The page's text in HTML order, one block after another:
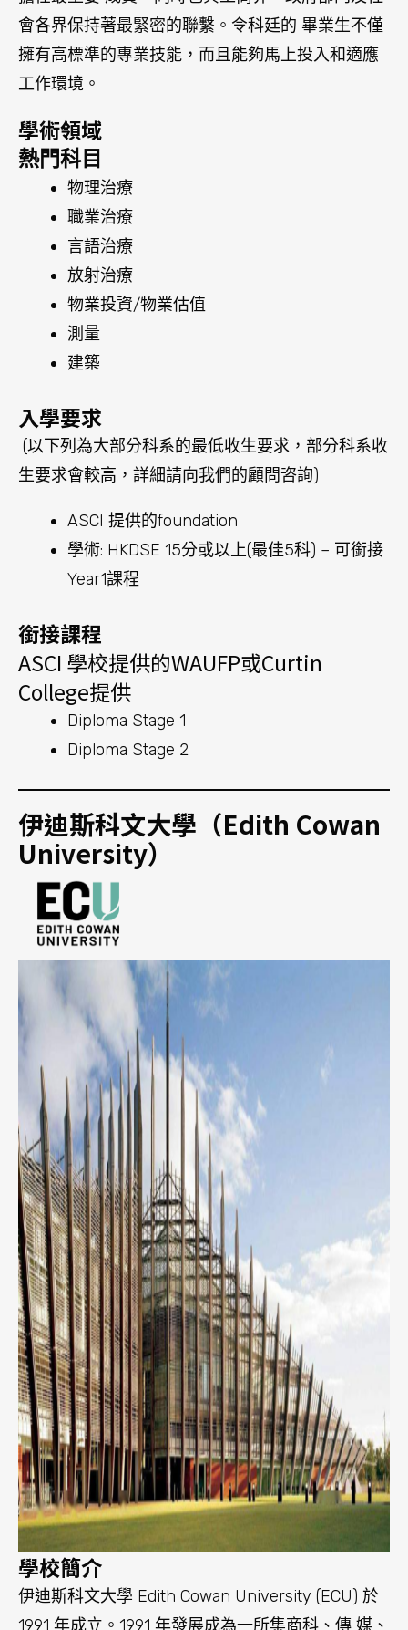
物業投資/物業估值
測量
建築
入學要求
(以下列為大部分科系的最低收生要求，部分科系收
生要求會較高，詳細請向我們的顧問咨詢)
ASCI 提供的foundation
學術: HKDSE 15分或以上(最佳5科) – 可銜接
Year1課程
銜接課程
ASCI 學校提供的WAUFP或Curtin
Diploma Stage 1
Diploma Stage 2
伊迪斯科文大學（Edith Cowan
University）
學校簡介
伊迪斯科文大學 Edith Cowan University (ECU) 於
1991 年成立。1991 年發展成為一所集商科、傳 媒、
IT、工程、護理、心理、教育和醫學為一體的綜合
性國立大學，並以澳洲 第一位當選的女國會議員
Edith Dircksey Cowan 女士的名字而命名。
學術領域
伊迪斯科文大學為學生提供優質的本科、碩士和博
士等 330 個多種不同層次的課程，所授學歷國際認
可，其課程均由行業機構參與共同開發，因此很多
課程都經相關行 業專業認證。 ECU 非常注重畢業
生的就業技能，大多數課程包含企業實習。大學在